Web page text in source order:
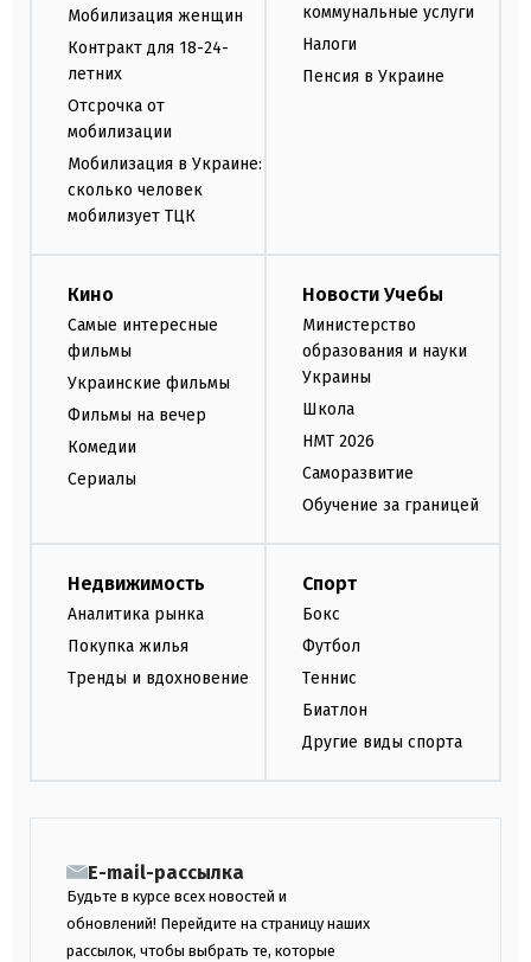
Мобилизация женщин
Контракт для 18-24-
летних
Отсрочка от
мобилизации
Мобилизация в Украине:
сколько человек
мобилизует ТЦК
коммунальные услуги
Налоги
Пенсия в Украине
Кино
Самые интересные
фильмы
Украинские фильмы
Фильмы на вечер
Комедии
Сериалы
Новости Учебы
Министерство
образования и науки
Украины
Школа
НМТ 2026
Саморазвитие
Обучение за границей
Недвижимость
Аналитика рынка
Покупка жилья
Тренды и вдохновение
Спорт
Бокс
Футбол
Теннис
Биатлон
Другие виды спорта
E-mail-рассылка
Будьте в курсе всех новостей и
обновлений! Перейдите на страницу наших
рассылок, чтобы выбрать те, которые